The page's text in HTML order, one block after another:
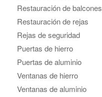
Restauración de balcones
Restauración de rejas
Rejas de seguridad
Puertas de hierro
Puertas de aluminio
Ventanas de hierro
Ventanas de aluminio